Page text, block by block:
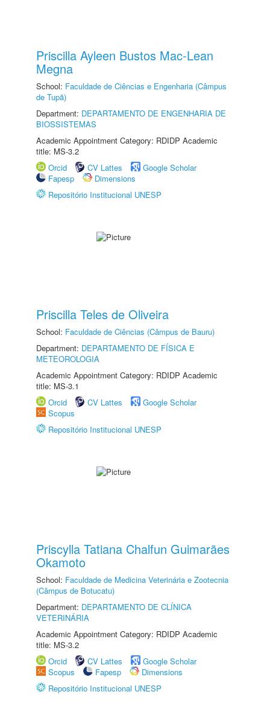
Priscilla Ayleen Bustos Mac-Lean
Megna
School: Faculdade de Ciências e Engenharia (Câmpus
de Tupã)
Department: DEPARTAMENTO DE ENGENHARIA DE
BIOSSISTEMAS
Academic Appointment Category: RDIDP Academic
title: MS-3.2
Orcid
CV Lattes
Google Scholar
Fapesp
Dimensions
Repositório Institucional UNESP
Priscilla Teles de Oliveira
School: Faculdade de Ciências (Câmpus de Bauru)
Department: DEPARTAMENTO DE FÍSICA E
METEOROLOGIA
Academic Appointment Category: RDIDP Academic
title: MS-3.1
Orcid
CV Lattes
Google Scholar
Scopus
Repositório Institucional UNESP
Priscylla Tatiana Chalfun Guimarães
Okamoto
School: Faculdade de Medicina Veterinária e Zootecnia
(Câmpus de Botucatu)
Department: DEPARTAMENTO DE CLÍNICA
VETERINÁRIA
Academic Appointment Category: RDIDP Academic
title: MS-3.2
Orcid
CV Lattes
Google Scholar
Scopus
Fapesp
Dimensions
Repositório Institucional UNESP